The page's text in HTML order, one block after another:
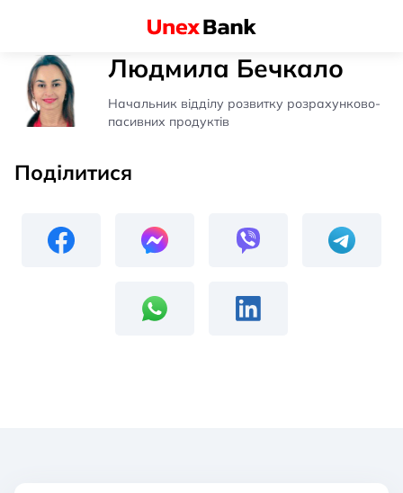
Людмила Бечкало
Начальник відділу розвитку розрахунково-
пасивних продуктів
Поділитися